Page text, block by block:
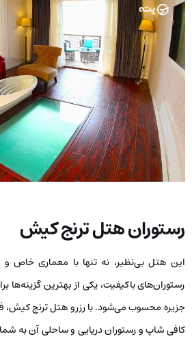
رستوران هتل ترنج کیش
این هتل بی‌نظیر، نه تنها با معماری خاص و
رستوران‌های باکیفیت، یکی از بهترین گزینه‌ها
جزیره محسوب می‌شود. با رزرو هتل ترنج کیش،
کافی شاپ و رستوران دریایی و ساحلی آن به